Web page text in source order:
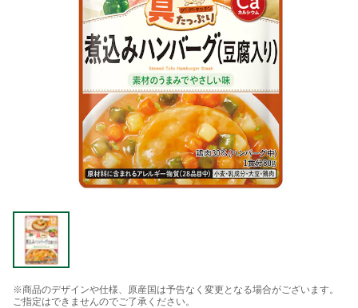
※商品のデザインや仕様、原産国は予告なく変更となる場合がございます。
ご指定はできませんのでご了承ください。